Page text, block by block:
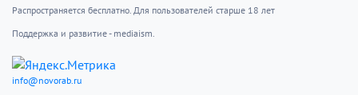
Распространяется бесплатно. Для пользователей старше 18 лет
Поддержка и развитие - mediaism.
info@novorab.ru